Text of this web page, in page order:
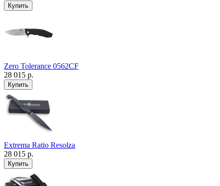
Zero Tolerance 0562CF
28 015 р.
Extrema Ratio Resolza
28 015 р.